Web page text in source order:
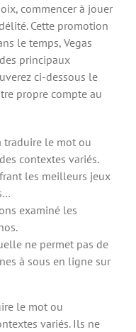
commencer à jouer
Cette promotion
le temps, Vegas
principaux
ci-dessous le
propre compte au
traduire le mot ou
contextes variés.
les meilleurs jeux
examiné les
ne permet pas de
à sous en ligne sur
le mot ou
variés. Ils ne